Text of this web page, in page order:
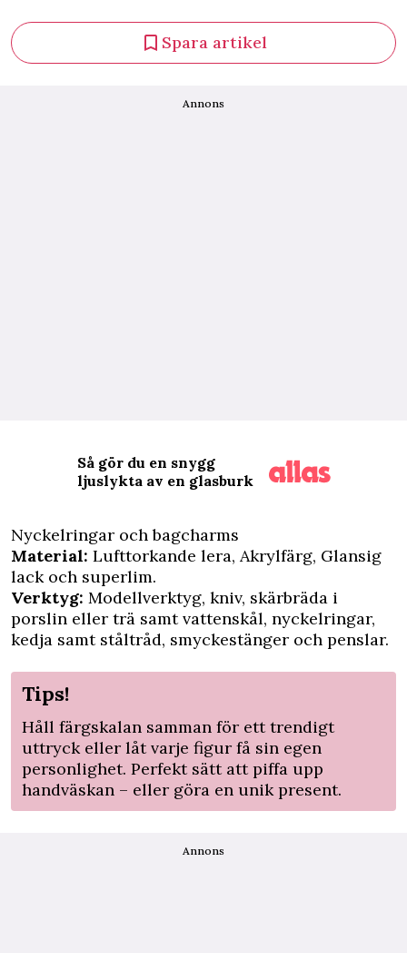
Spara artikel
Annons
Så gör du en snygg
ljuslykta av en glasburk
Nyckelringar och ­bagcharms
Material: Lufttorkande lera, Akrylfärg, Glansig
lack och super­lim.
Verktyg: Modellverktyg, kniv, skärbräda i
porslin eller trä samt vattenskål, nyckelringar,
kedja samt ståltråd, smyckestänger och penslar.
Tips!
Håll färgskalan samman för ett trendigt
uttryck eller låt varje figur få sin egen
personlighet. Perfekt sätt att piffa upp
handväskan – eller göra en unik present.
Annons